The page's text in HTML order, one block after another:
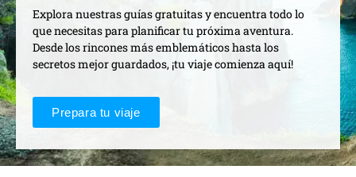
Explora nuestras guías gratuitas y encuentra todo lo
que necesitas para planificar tu próxima aventura.
Desde los rincones más emblemáticos hasta los
secretos mejor guardados, ¡tu viaje comienza aquí!
Prepara tu viaje